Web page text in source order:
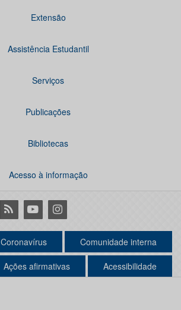
Extensão
Assistência Estudantil
Serviços
Publicações
Bibliotecas
Acesso à informação
RSS YoutubeInstagram
Coronavírus Comunidade interna
Ações afirmativas Acessibilidade